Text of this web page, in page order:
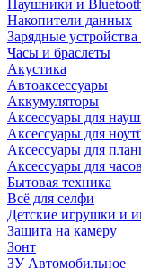
Наушники и
Накопители данных
Зарядные
Часы и браслеты
Акустика
Автоаксессуары
Аккумуляторы
Аксессуары для
Аксессуары для
Аксессуары для
Аксессуары для
Бытовая техника
Всё для селфи
Детские игрушки и
Защита на камеру
Зонт
ЗУ Автомобильное